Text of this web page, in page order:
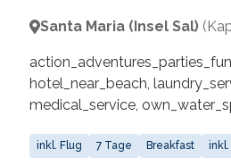
Santa Maria (Insel Sal)
hotel_near_beach,
medical_service,
inkl. Flug 7 Tage Breakfast